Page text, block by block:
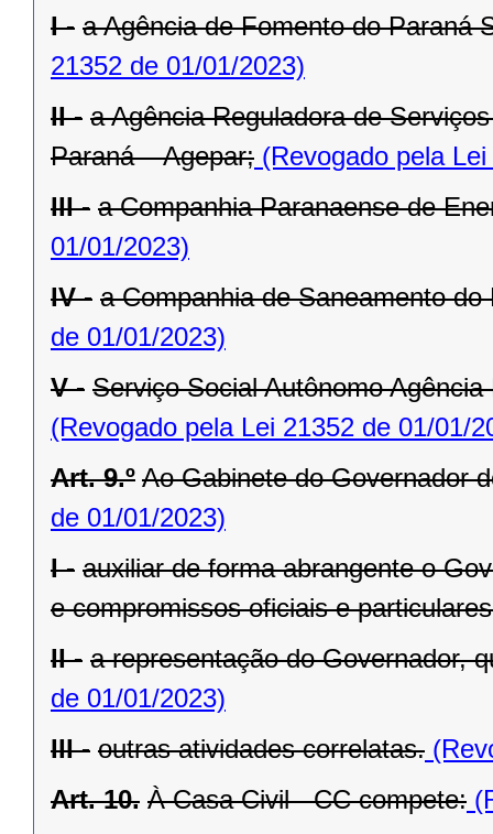
I - a Agência de Fomento do Paraná
21352 de 01/01/2023)
II - a Agência Reguladora de
Paraná – Agepar; (Revogado pela
III - a Companhia Paranaense de
01/01/2023)
IV - a Companhia de Saneamento
de 01/01/2023)
V - Serviço Social Autônomo
(Revogado pela Lei 21352 de 01/01/
Art. 9.º Ao Gabinete do Governador
de 01/01/2023)
I - auxiliar de forma abrangente o
e compromissos oficiais e
II - a representação do Governador,
de 01/01/2023)
III - outras atividades correlatas.
Art. 10. À Casa Civil - CC compete: